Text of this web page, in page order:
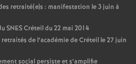
retraité(e)s : manifestation le 3 juin à
SNESCréteil du 22 mai 2014
de l’académie de Créteil le 27 juin
social persiste et s’amplifie